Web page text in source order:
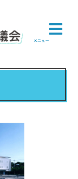
メニュー